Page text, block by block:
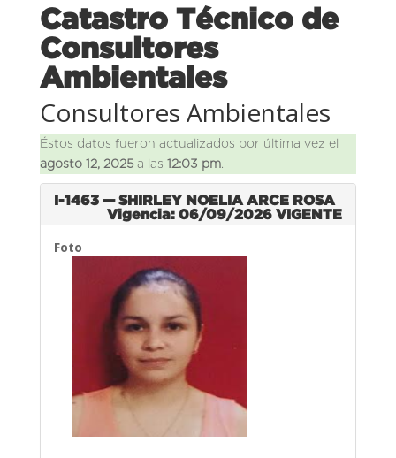
Catastro Técnico de
Consultores
Ambientales
Consultores Ambientales
Éstos datos fueron actualizados por última vez el
agosto 12, 2025a las 12:03 pm.
I-1463 — SHIRLEY NOELIA ARCE ROSA
Vigencia: 06/09/2026VIGENTE
Foto